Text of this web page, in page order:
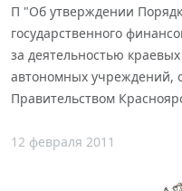
П "Об утверждении
государственного
за деятельностью
автономных учреждений,
Правительством
12 февраля 2011